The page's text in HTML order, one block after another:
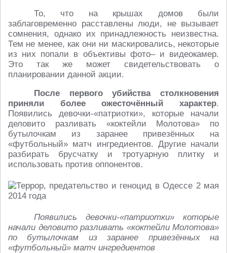
То, что на крышах домов были
заблаговременно расставлены люди, не вызывает
сомнения, однако их принадлежность неизвестна.
Тем не менее, как они ни маскировались, некоторые
из них попали в объективы фото– и видеокамер.
Это так же может свидетельствовать о
планировании данной акции.
После первого убийства столкновения
приняли более ожесточённый характер.
Появились девочки-«патриотки», которые начали
деловито разливать «коктейли Молотова» по
бутылочкам из заранее привезённых на
«футбольный» матч ингредиентов. Другие начали
разбирать брусчатку и тротуарную плитку и
использовать против оппонентов.
Появились девочки-«патриотки» которые
начали деловито разливать «коктейли Молотова»
по бутылочкам из заранее привезённых на
«футбольный» матч ингредиентов